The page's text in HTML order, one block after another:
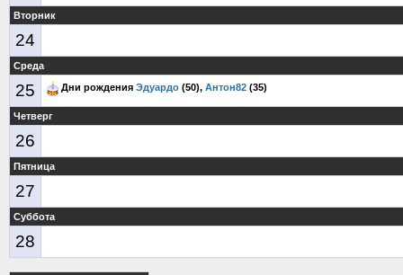
Вторник
24
Среда
25 Дни рождения Эдуардо (50), Антон82 (35)
Четверг
26
Пятница
27
Суббота
28